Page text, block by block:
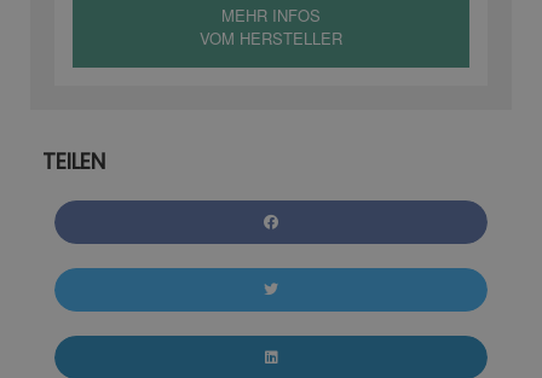
MEHR INFOS
VOM HERSTELLER
TEILEN